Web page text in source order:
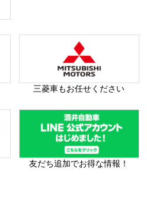
三菱車もお任せください
友だち追加でお得な情報！